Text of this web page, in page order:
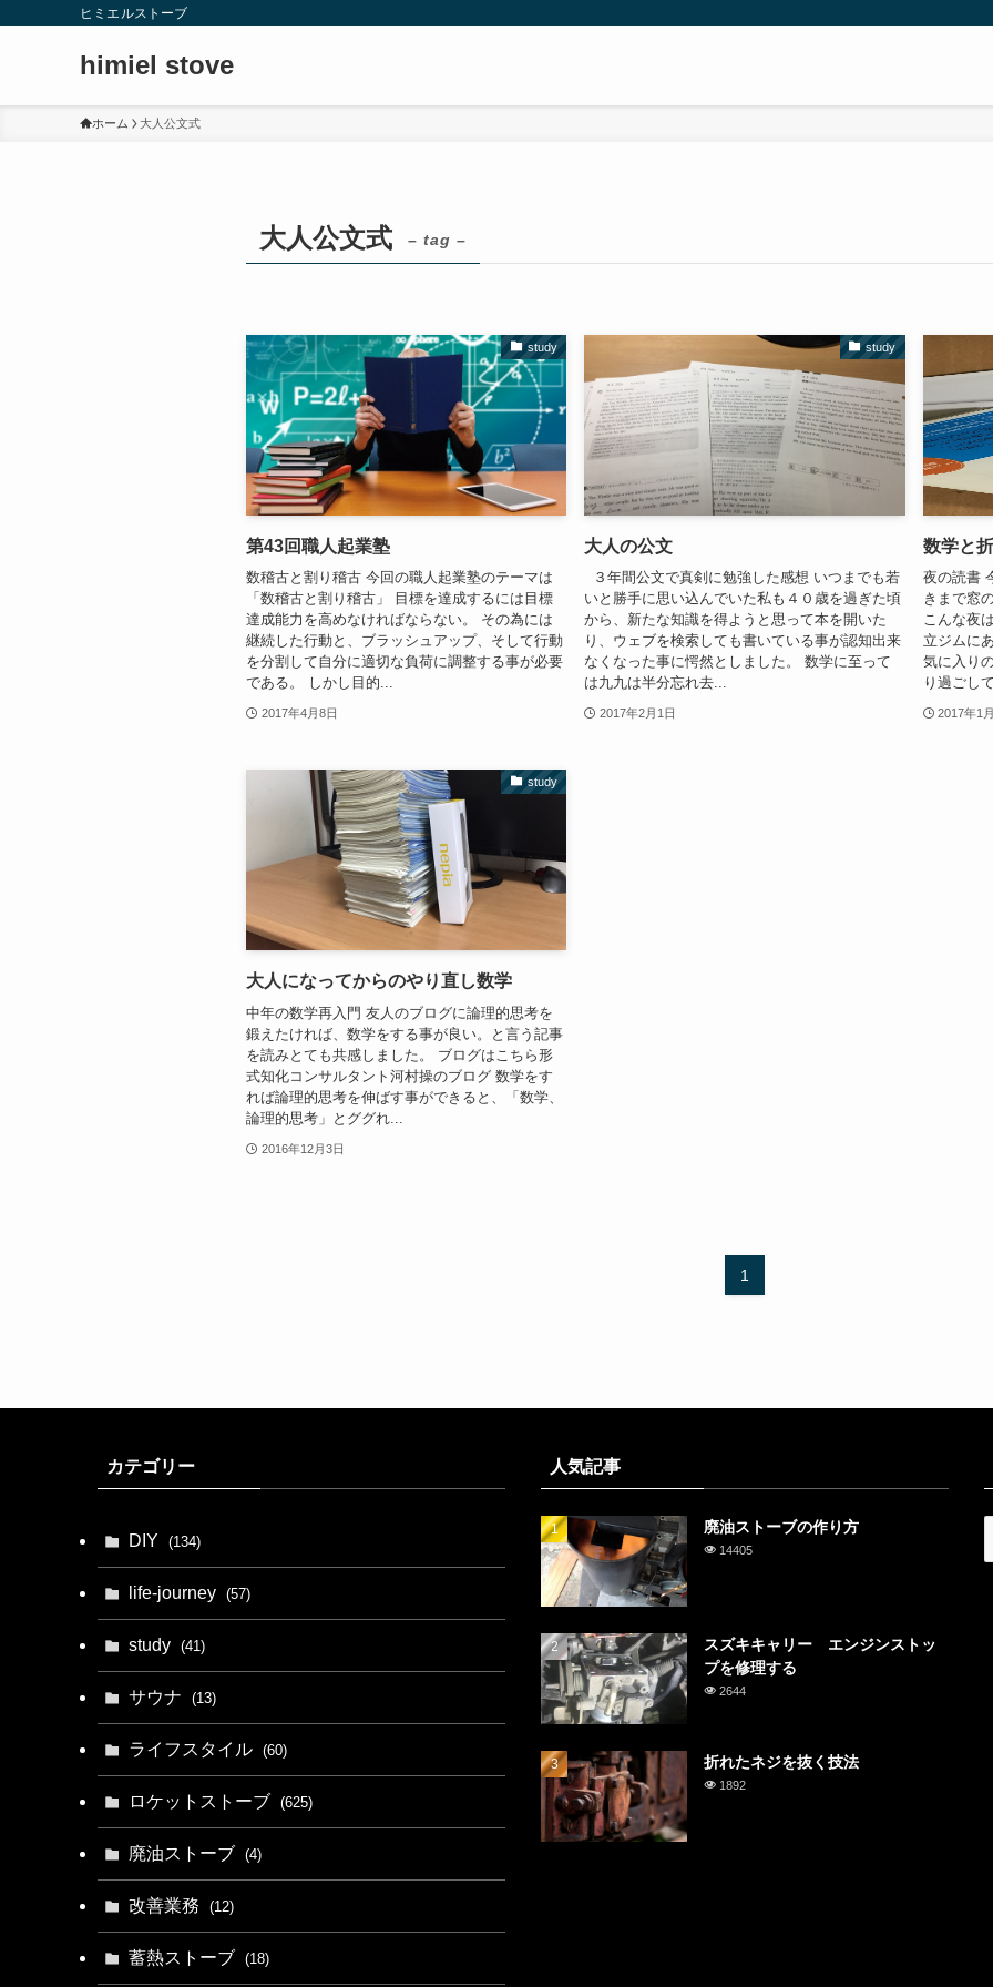
ヒミエルストーブ
himiel stove
ホーム 大人公文式
大人公文式 – tag –
study
第43回職人起業塾
数稽古と割り稽古 今回の職人起業塾のテーマは
「数稽古と割り稽古」 目標を達成するには目標
達成能力を高めなければならない。 その為には
継続した行動と、ブラッシュアップ、そして行動
を分割して自分に適切な負荷に調整する事が必要
である。 しかし目的...
2017年4月8日
study
大人の公文
３年間公文で真剣に勉強した感想 いつまでも若
いと勝手に思い込んでいた私も４０歳を過ぎた頃
から、新たな知識を得ようと思って本を開いた
り、ウェブを検索しても書いている事が認知出来
なくなった事に愕然としました。 数学に至って
は九九は半分忘れ去...
2017年2月1日
数学と
夜の読書
きまで窓
こんな夜
立ジムに
気に入り
り過ごし
2017年1
study
大人になってからのやり直し数学
中年の数学再入門 友人のブログに論理的思考を
鍛えたければ、数学をする事が良い。と言う記事
を読みとても共感しました。 ブログはこちら形
式知化コンサルタント河村操のブログ 数学をす
れば論理的思考を伸ばす事ができると、「数学、
論理的思考」とググれ...
2016年12月3日
1
カテゴリー
DIY (134)
life-journey (57)
study (41)
サウナ (13)
ライフスタイル (60)
ロケットストーブ (625)
廃油ストーブ (4)
改善業務 (12)
蓄熱ストーブ (18)
人気記事
廃油ストーブの作り方
14405
スズキキャリー エンジンストッ
プを修理する
2644
折れたネジを抜く技法
1892
ー